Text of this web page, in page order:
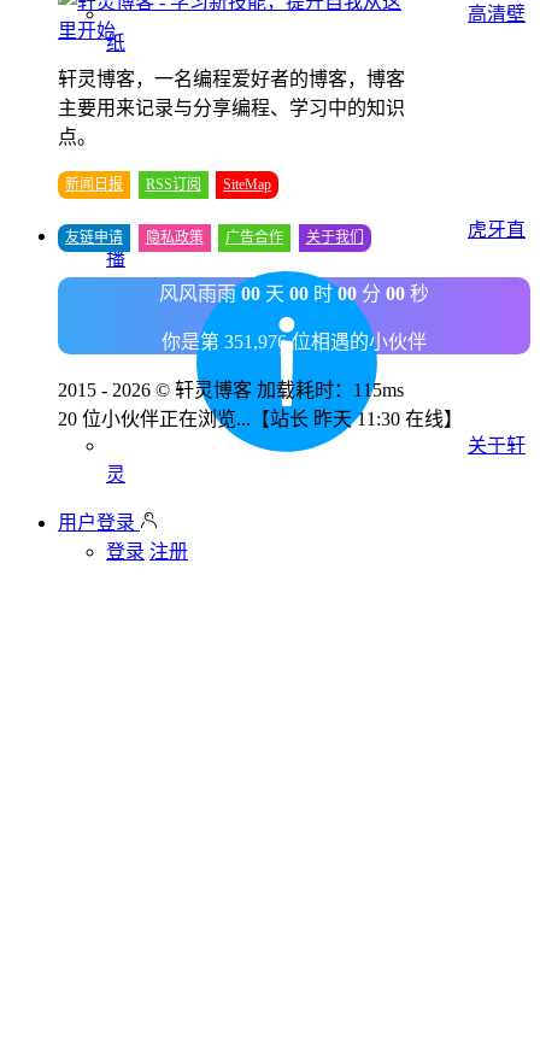
高清壁
纸
虎牙直
播
关于轩
灵
用户登录
登录 注册
轩灵博客，一名编程爱好者的博客，博客
主要用来记录与分享编程、学习中的知识
点。
新闻日报 RSS订阅 SiteMap
友链申请 隐私政策 广告合作 关于我们
风风雨雨 00 天 00 时 00 分 00 秒
你是第 351,976 位相遇的小伙伴
2015 - 2026 © 轩灵博客 加载耗时：115ms
20 位小伙伴正在浏览... 【站长 昨天 11:30 在线】